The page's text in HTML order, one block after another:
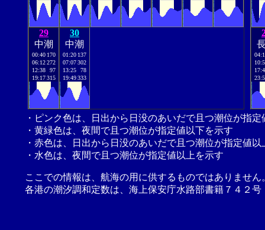
29
中潮
00:40 170
06:12272
12:38
97
19:17315
30
中潮
01:20 137
07:07302
13:25
78
19:49333
・ピンク色は、日出から日没のあいだで且つ潮位が指
・黄緑色は、夜間で且つ潮位が指定値以下を示す
・赤色は、日出から日没のあいだで且つ潮位が指定値以
・水色は、夜間で且つ潮位が指定値以上を示す
ここでの情報は、航海の用に供するものではありませ
各港の潮汐調和定数は、海上保安庁水路部書籍７４２